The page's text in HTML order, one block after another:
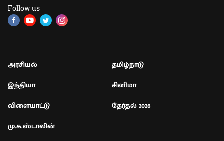
Follow us
அரசியல்
தமிழ்நாடு
இந்தியா
சினிமா
விளையாட்டு
தேர்தல் 2026
மு.க.ஸ்டாலின்